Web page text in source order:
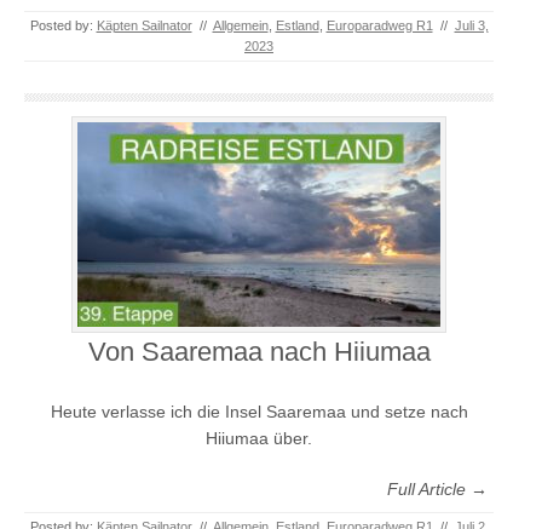
Posted by: Käpten Sailnator // Allgemein, Estland, Europaradweg R1 // Juli 3,
2023
Von Saaremaa nach Hiiumaa
Heute verlasse ich die Insel Saaremaa und setze nach
Hiiumaa über.
Full Article →